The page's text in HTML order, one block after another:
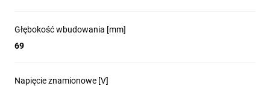
Głębokość wbudowania [mm]
69
Napięcie znamionowe [V]